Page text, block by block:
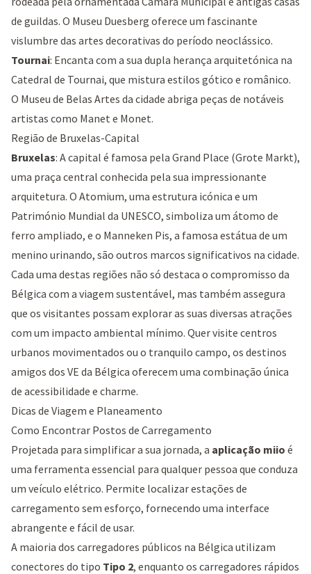
de guildas. O Museu Duesberg oferece um fascinante
vislumbre das artes decorativas do período neoclássico.
Tournai: Encanta com a sua dupla herança arquitetónica na
Catedral de Tournai, que mistura estilos gótico e românico.
O Museu de Belas Artes da cidade abriga peças de notáveis
artistas como Manet e Monet.
Região de Bruxelas-Capital
Bruxelas: A capital é famosa pela Grand Place (Grote Markt),
uma praça central conhecida pela sua impressionante
arquitetura. O Atomium, uma estrutura icónica e um
Património Mundial da UNESCO, simboliza um átomo de
ferro ampliado, e o Manneken Pis, a famosa estátua de um
menino urinando, são outros marcos significativos na cidade.
Cada uma destas regiões não só destaca o compromisso da
Bélgica com a viagem sustentável, mas também assegura
que os visitantes possam explorar as suas diversas atrações
com um impacto ambiental mínimo. Quer visite centros
urbanos movimentados ou o tranquilo campo, os destinos
amigos dos VE da Bélgica oferecem uma combinação única
de acessibilidade e charme.
Dicas de Viagem e Planeamento
Como Encontrar Postos de Carregamento
Projetada para simplificar a sua jornada, a aplicação miio é
uma ferramenta essencial para qualquer pessoa que conduza
um veículo elétrico. Permite localizar estações de
carregamento sem esforço, fornecendo uma interface
abrangente e fácil de usar.
A maioria dos carregadores públicos na Bélgica utilizam
conectores do tipo Tipo 2, enquanto os carregadores rápidos